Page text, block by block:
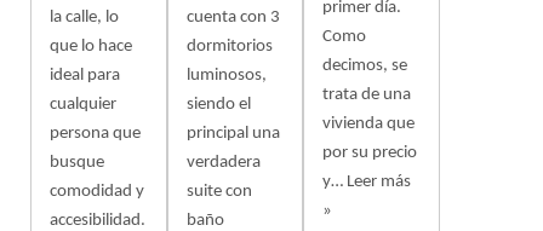
la calle, lo
que lo hace
ideal para
cualquier
persona que
busque
comodidad y
accesibilidad.
cuenta con 3
dormitorios
luminosos,
siendo el
principal una
verdadera
suite con
baño
primer día.
Como
decimos, se
trata de una
vivienda que
por su precio
y… Leer más
»